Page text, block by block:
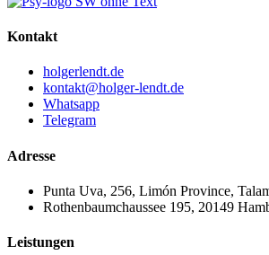
Kontakt
holgerlendt.de
kontakt@holger-lendt.de
Whatsapp
Telegram
Adresse
Punta Uva, 256, Limón Province,
Rothenbaumchaussee 195, 20149
Leistungen